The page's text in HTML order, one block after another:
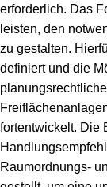
erforderlich. Das
leisten, den
zu gestalten.
definiert und die
fortentwickelt. Die
Raumordnungs-